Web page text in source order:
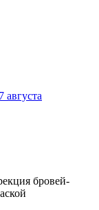
7 августа
бровей-